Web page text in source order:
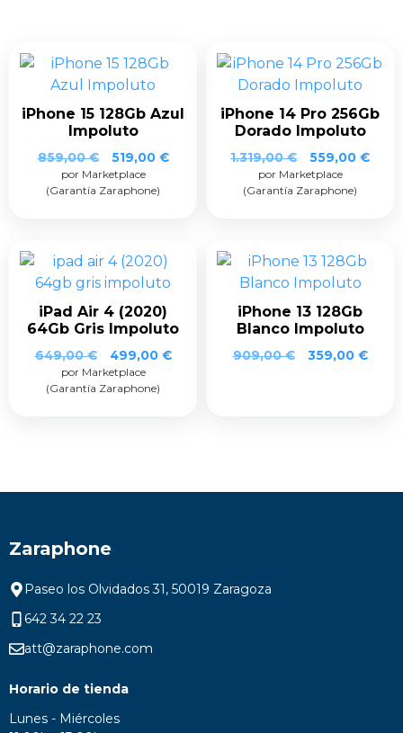
iPhone 15 128Gb Azul
Impoluto
859,00€ 519,00 €
por Marketplace
(Garantía Zaraphone)
iPhone 14 Pro 256Gb
Dorado Impoluto
1.319,00€ 559,00 €
por Marketplace
(Garantía Zaraphone)
iPad Air 4 (2020)
64Gb Gris Impoluto
649,00€ 499,00 €
por Marketplace
(Garantía Zaraphone)
iPhone 13 128Gb
Blanco Impoluto
909,00€ 359,00 €
Zaraphone
Paseo los Olvidados 31, 50019 Zaragoza
642 34 22 23
att@zaraphone.com
Horario de tienda
Lunes - Miércoles